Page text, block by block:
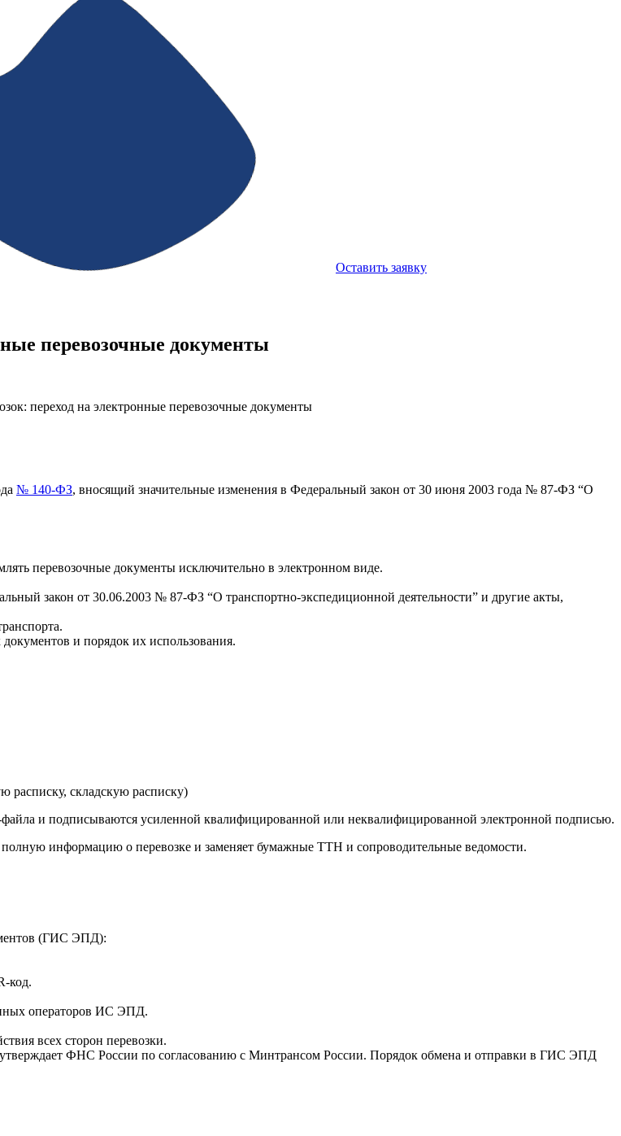
Оставить заявку
перевозочные документы
№ 140-ФЗ, вносящий значительные изменения в Федеральный закон от 30 июня 2003 года № 87-ФЗ “О
перевозочные документы исключительно в электронном виде.
закон от 30.06.2003 № 87-ФЗ “О транспортно-экспедиционной деятельности” и другие акты,
и порядок их использования.
расписку, складскую расписку)
и подписываются усиленной квалифицированной или неквалифицированной электронной подписью.
информацию о перевозке и заменяет бумажные ТТН и сопроводительные ведомости.
(ГИС ЭПД):
код.
операторов ИС ЭПД.
всех сторон перевозки.
ФНС России по согласованию с Минтрансом России. Порядок обмена и отправки в ГИС ЭПД